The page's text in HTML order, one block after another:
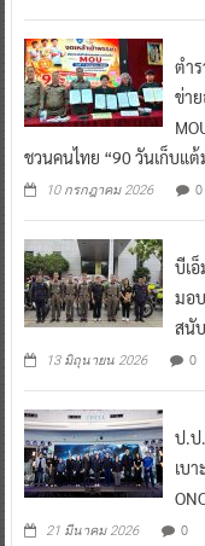
ตำ
ข่า
ชวนคนไทย “90 วันเก็บแ
10 กรกฎาคม 2026 0
บีเ
มอ
สนั
13 มิถุนายน 2026 0
ป.ป
เบ
21 มีนาคม 2026 0